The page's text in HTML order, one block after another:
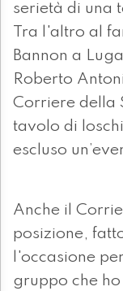
serietà di una
Tra l'altro al
Bannon a
Roberto
Corriere della
tavolo di
escluso
Anche il
posizione,
l'occasione
gruppo che